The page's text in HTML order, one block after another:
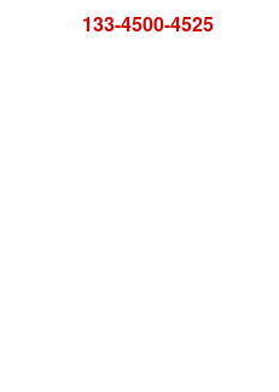
133-4500-4525